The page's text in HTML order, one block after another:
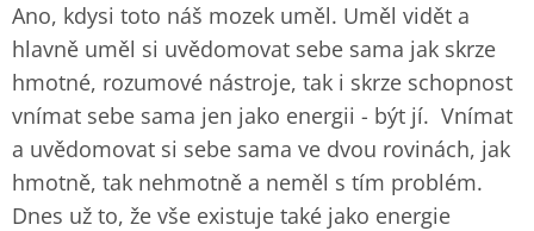
Ano, kdysi toto náš mozek uměl. Uměl vidět a
hlavně uměl si uvědomovat sebe sama jak skrze
hmotné, rozumové nástroje, tak i skrze schopnost
vnímat sebe sama jen jako energii - být jí. Vnímat
a uvědomovat si sebe sama ve dvou rovinách, jak
hmotně, tak nehmotně a neměl s tím problém.
Dnes už to, že vše existuje také jako energie